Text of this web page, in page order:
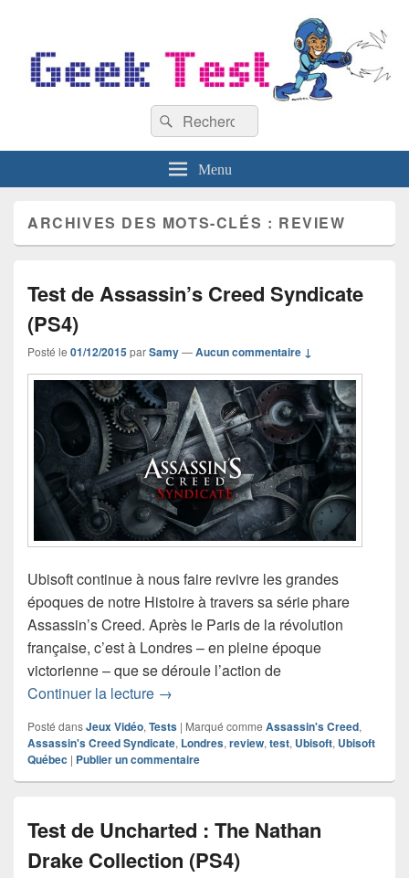
Recherche :
Rechercher
Menu
ARCHIVES DES MOTS-CLÉS : REVIEW
Test de Assassin’s Creed Syndicate
(PS4)
Posté le 01/12/2015parSamy—Aucun commentaire ↓
Ubisoft continue à nous faire revivre les grandes
époques de notre Histoire à travers sa série phare
Assassin’s Creed. Après le Paris de la révolution
française, c’est à Londres – en pleine époque
victorienne – que se déroule l’action de
Continuer la lecture Test de Assassin’s Creed Syndicate
→
Posté dansJeux Vidéo, Tests | Marqué comme Assassin's Creed,
Assassin's Creed Syndicate, Londres, review, test, Ubisoft, Ubisoft
Québec | Publier un commentaire
Test de Uncharted : The Nathan
Drake Collection (PS4)